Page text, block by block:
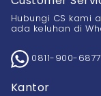
Hubungi CS kami
ada keluhan di
0811-900-6877
Kantor